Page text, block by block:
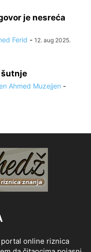
je nesreća
Ferid - 12. aug 2025.
Ahmed Muzejjen -
online riznica